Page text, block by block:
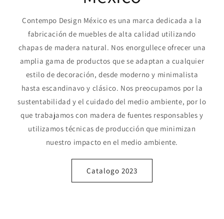
Contempo Design México es una marca dedicada a la
fabricación de muebles de alta calidad utilizando
chapas de madera natural. Nos enorgullece ofrecer una
amplia gama de productos que se adaptan a cualquier
estilo de decoración, desde moderno y minimalista
hasta escandinavo y clásico. Nos preocupamos por la
sustentabilidad y el cuidado del medio ambiente, por lo
que trabajamos con madera de fuentes responsables y
utilizamos técnicas de producción que minimizan
nuestro impacto en el medio ambiente.
Catalogo 2023